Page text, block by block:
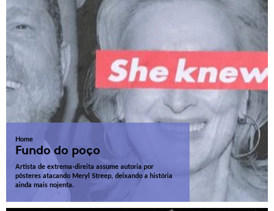
Home
Fundo do poço
Artista de extrema-direita assume autoria por
pôsteres atacando Meryl Streep, deixando a história
ainda mais nojenta.